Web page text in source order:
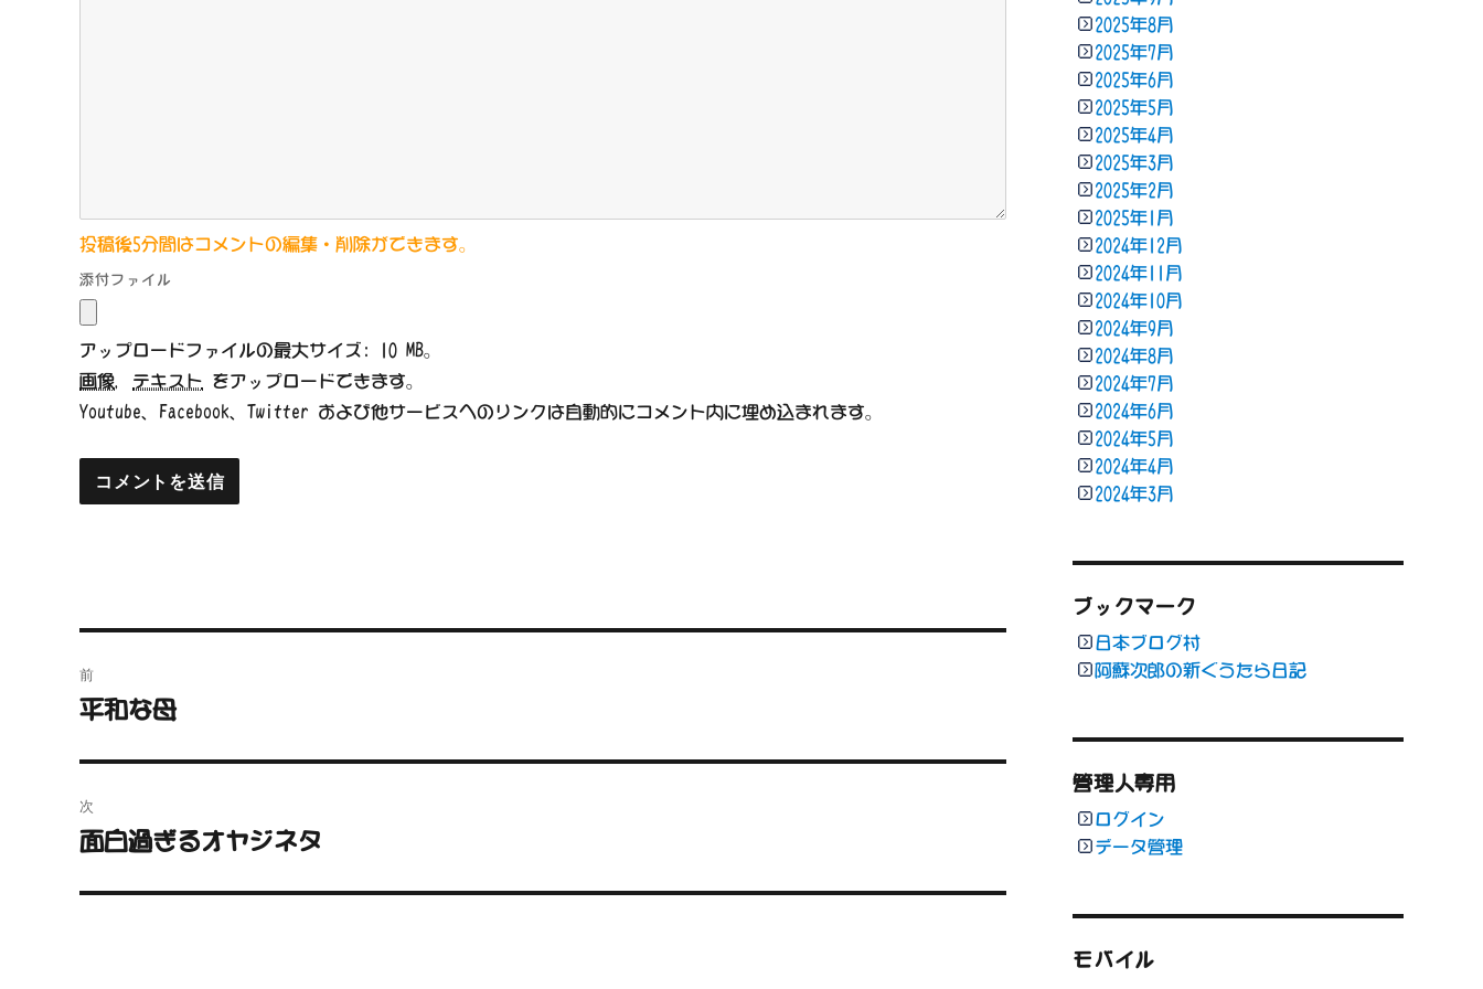
投稿後5分間はコメントの編集・削除ができます。
添付ファイル
アップロードファイルの最大サイズ: 10 MB。
画像
テキスト をアップロードできます。
Youtube、Facebook、Twitter および他サービスへのリンクは自動的にコメント内に埋め込まれます。
稿
ビ
ゲ
ー
前
前
投
稿:
平和な母
次
次
投
面白過ぎるオヤジネタ
2025年8月
2025年7月
2025年6月
2025年5月
2025年4月
2025年3月
2025年2月
2025年1月
2024年12月
2024年11月
2024年10月
2024年9月
2024年8月
2024年7月
2024年6月
2024年5月
2024年4月
2024年3月
ブックマーク
日本ブログ村
阿蘇次郎の新ぐうたら日記
管理人専用
ログイン
データ管理
モバイル